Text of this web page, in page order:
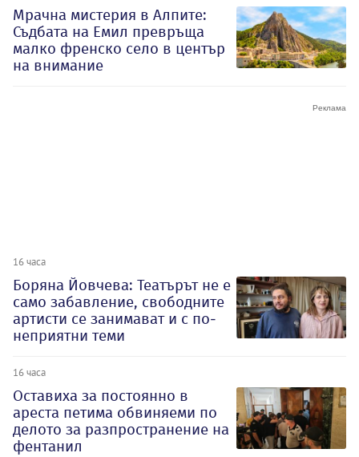
Мрачна мистерия в Алпите:
Съдбата на Емил превръща
малко френско село в център
на внимание
16 часа
Боряна Йовчева: Театърът не е
само забавление, свободните
артисти се занимават и с по-
неприятни теми
16 часа
Оставиха за постоянно в
ареста петима обвиняеми по
делото за разпространение на
фентанил